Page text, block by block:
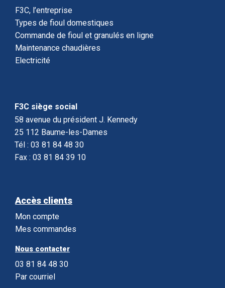
F3C, l’entreprise
Types de fioul domestiques
Commande de fioul et granulés en ligne
Maintenance chaudières
Electricité
F3C siège social
58 avenue du président J. Kennedy
25 112 Baume-les-Dames
Tél : 03 81 84 48 30
Fax : 03 81 84 39 10
Accès clients
Mon compte
Mes commandes
Nous contacter
03 81 84 48 30
Par courriel